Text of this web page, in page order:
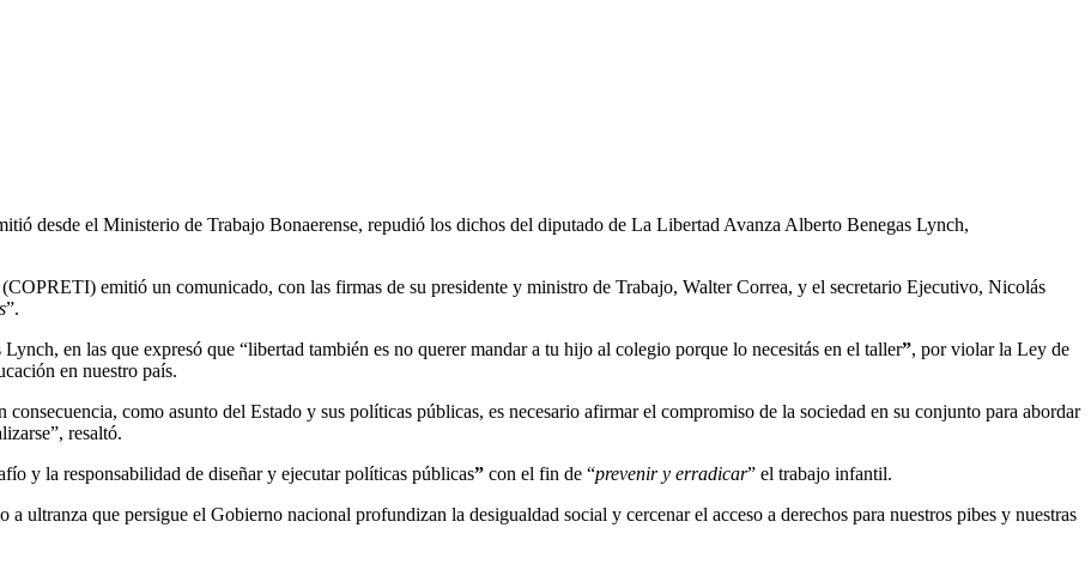
desde el Ministerio de Trabajo Bonaerense, repudió los dichos del diputado de La Libertad Avanza Alberto Benegas Lynch,
emitió un comunicado, con las firmas de su presidente y ministro de Trabajo, Walter Correa, y el secretario Ejecutivo, Nicolás
”.
Lynch, en las que expresó que “libertad también es no querer mandar a tu hijo al colegio porque lo necesitás en el taller”, por violar la Ley de
en nuestro país.
como asunto del Estado y sus políticas públicas, es necesario afirmar el compromiso de la sociedad en su conjunto para abordar
resaltó.
y la responsabilidad de diseñar y ejecutar políticas públicas” con el fin de “prevenir y erradicar” el trabajo infantil.
ultranza que persigue el Gobierno nacional profundizan la desigualdad social y cercenar el acceso a derechos para nuestros pibes y nuestras